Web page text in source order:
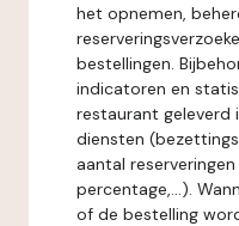
het opnemen,
bestellingen.
indicatoren en
restaurant geleverd
diensten
aantal
percentage,...).
of de bestelling